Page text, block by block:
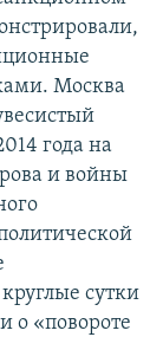
Москва
года на
и войны
сутки
о «повороте